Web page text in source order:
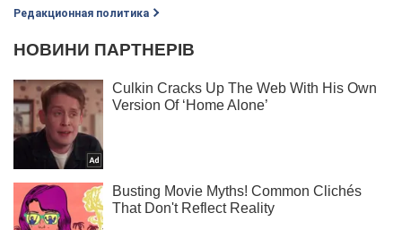
Редакционная политика